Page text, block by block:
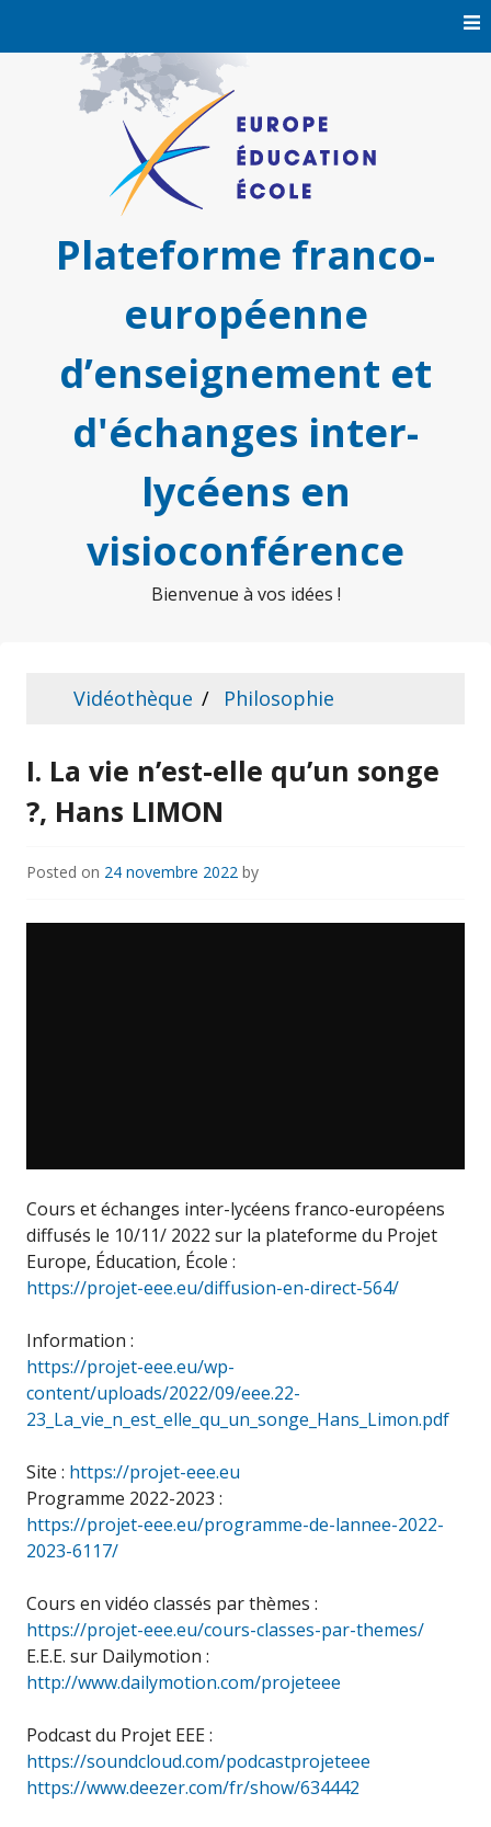
Plateforme franco-
européenne
d’enseignement et
d'échanges inter-
lycéens en
visioconférence
Bienvenue à vos idées !
Vidéothèque Philosophie
I. La vie n’est-elle qu’un songe
?, Hans LIMON
Posted on 24 novembre 2022 by
Cours et échanges inter-lycéens franco-européens
diffusés le 10/11/ 2022 sur la plateforme du Projet
Europe, Éducation, École :
https://projet-eee.eu/diffusion-en-direct-564/
Information :
https://projet-eee.eu/wp-
content/uploads/2022/09/eee.22-
23_La_vie_n_est_elle_qu_un_songe_Hans_Limon.pdf
Site : https://projet-eee.eu
Programme 2022-2023 :
https://projet-eee.eu/programme-de-lannee-2022-
2023-6117/
Cours en vidéo classés par thèmes :
https://projet-eee.eu/cours-classes-par-themes/
E.E.E. sur Dailymotion :
http://www.dailymotion.com/projeteee
Podcast du Projet EEE :
https://soundcloud.com/podcastprojeteee
https://www.deezer.com/fr/show/634442